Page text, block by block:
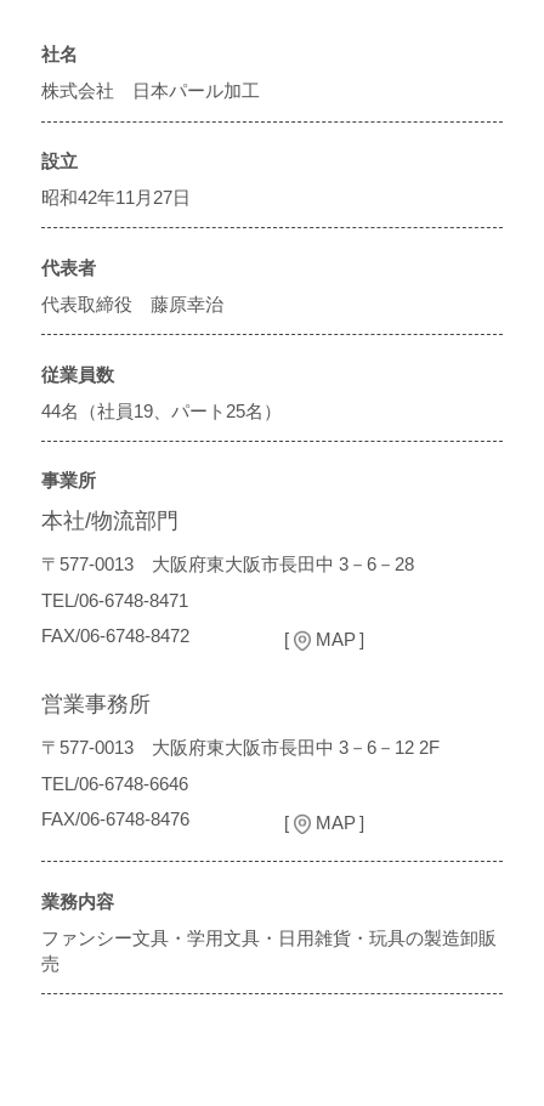
社名
株式会社 日本パール加工
設立
昭和42年11月27日
代表者
代表取締役 藤原幸治
従業員数
44名（社員19、パート25名）
事業所
本社/物流部門
〒577-0013 大阪府東大阪市長田中 3－6－28
TEL/06-6748-8471
FAX/06-6748-8472
MAP
営業事務所
〒577-0013 大阪府東大阪市長田中 3－6－12 2F
TEL/06-6748-6646
FAX/06-6748-8476
MAP
業務内容
ファンシー文具・学用文具・日用雑貨・玩具の製造卸販
売